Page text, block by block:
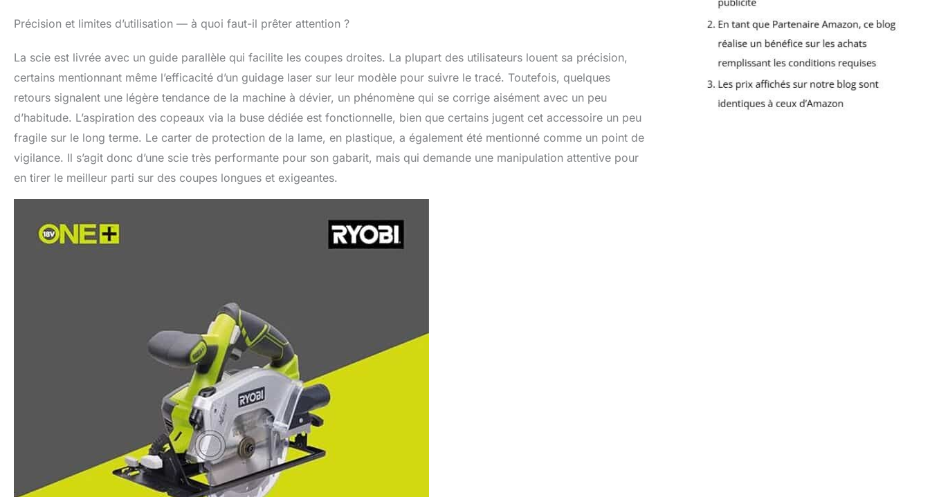
Précision et limites d’utilisation — à quoi faut-il prêter attention ?
La scie est livrée avec un guide parallèle qui facilite les coupes droites. La plupart des utilisateurs louent sa précision,
certains mentionnant même l’efficacité d’un guidage laser sur leur modèle pour suivre le tracé. Toutefois, quelques
retours signalent une légère tendance de la machine à dévier, un phénomène qui se corrige aisément avec un peu
d’habitude. L’aspiration des copeaux via la buse dédiée est fonctionnelle, bien que certains jugent cet accessoire un peu
fragile sur le long terme. Le carter de protection de la lame, en plastique, a également été mentionné comme un point de
vigilance. Il s’agit donc d’une scie très performante pour son gabarit, mais qui demande une manipulation attentive pour
en tirer le meilleur parti sur des coupes longues et exigeantes.